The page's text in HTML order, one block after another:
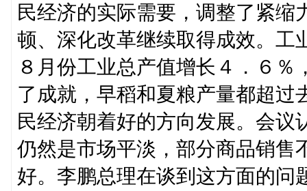
民经济的实际需要，调整了紧
顿、深化改革继续取得成效。工
８月份工业总产值增长４．６
了成就，早稻和夏粮产量都超过
民经济朝着好的方向发展。会
仍然是市场平淡，部分商品销售
好。李鹏总理在谈到这方面的问